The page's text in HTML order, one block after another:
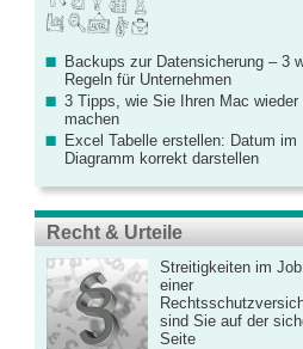
Backups zur Datensicherung – 3
Regeln für Unternehmen
3 Tipps, wie Sie Ihren Mac wieder
machen
Excel Tabelle erstellen: Datum im
Diagramm korrekt darstellen
Recht & Urteile
Streitigkeiten im
einer
sind Sie auf der
Seite